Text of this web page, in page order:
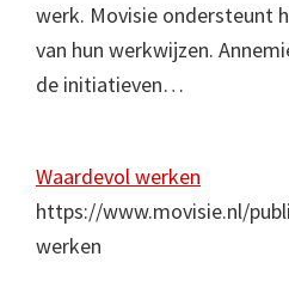
werk. Movisie ondersteunt
van hun werkwijzen.
de initiatieven…
Waardevol werken
https://www.movisie.nl/
werken